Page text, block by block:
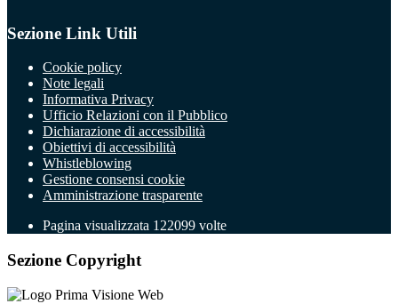
Sezione Link Utili
Cookie policy
Note legali
Informativa Privacy
Ufficio Relazioni con il Pubblico
Dichiarazione di accessibilità
Obiettivi di accessibilità
Whistleblowing
Gestione consensi cookie
Amministrazione trasparente
Pagina visualizzata 122099 volte
Sezione Copyright